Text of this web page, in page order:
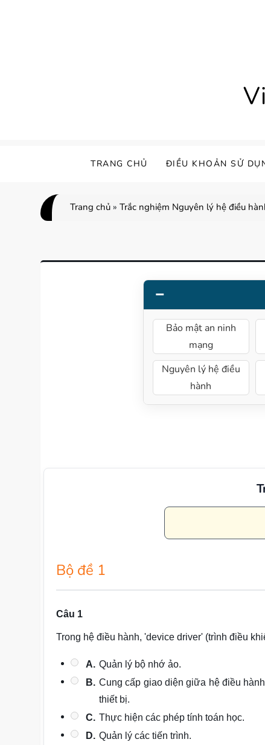
TRANG CHỦ ĐIỀU KHOẢN SỬ
Trang chủ »Trắc nghiệm Nguyên lý hệ điều
Bảo mật an ninh
mạng
Nguyên lý hệ điều
hành
Bộ đề 1
Câu 1
Trong hệ điều hành, 'device driver' (trình điều
A. Quản lý bộ nhớ ảo.
B. Cung cấp giao diện giữa hệ điều
thiết bị.
C. Thực hiện các phép tính toán học.
D. Quản lý các tiến trình.